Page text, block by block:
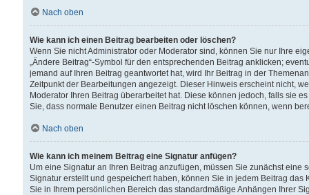
Nach oben
Wie kann ich einen Beitrag bearbeiten oder löschen?
Wenn Sie nicht Administrator oder Moderator sind, können Sie nur Ihre
„Ändere Beitrag“-Symbol für den entsprechenden Beitrag anklicken;
jemand auf Ihren Beitrag geantwortet hat, wird Ihr Beitrag in der
Zeitpunkt der Bearbeitungen angezeigt. Dieser Hinweis erscheint nicht,
Moderator Ihren Beitrag überarbeitet hat. Diese können jedoch, falls sie
Sie, dass normale Benutzer einen Beitrag nicht löschen können, wenn
Nach oben
Wie kann ich meinem Beitrag eine Signatur anfügen?
Um eine Signatur an Ihren Beitrag anzufügen, müssen Sie zunächst
Signatur erstellt und gespeichert haben, können Sie in jedem Beitrag
Sie in Ihrem persönlichen Bereich das standardmäßige Anhängen Ihrer